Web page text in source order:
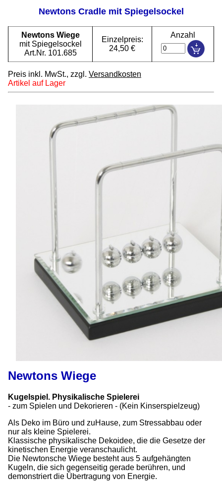
Newtons Cradle mit Spiegelsockel
Newtons Wiege
mit Spiegelsockel
Art.Nr. 101.685
Einzelpreis:
24,50 €
Anzahl
Preis inkl. MwSt., zzgl. Versandkosten
Artikel auf Lager
Newtons Wiege
Kugelspiel. Physikalische Spielerei
- zum Spielen und Dekorieren - (Kein Kinserspielzeug)
Als Deko im Büro und zuHause, zum Stressabbau oder
nur als kleine Spielerei.
Klassische physikalische Dekoidee, die die Gesetze der
kinetischen Energie veranschaulicht.
Die Newtonsche Wiege besteht aus 5 aufgehängten
Kugeln, die sich gegenseitig gerade berühren, und
demonstriert die Übertragung von Energie.